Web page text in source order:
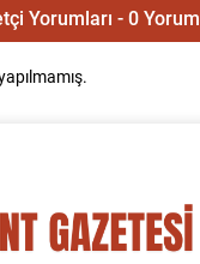
Yorumları - 0 Yorum